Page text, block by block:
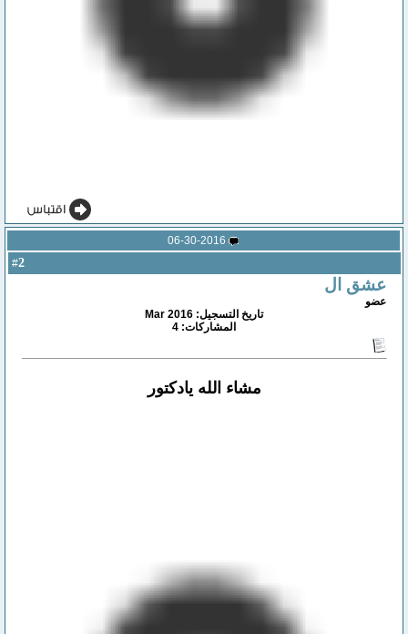
06-30-2016
2
عشق ال
عضو
تاريخ التسجيل: Mar 2016
المشاركات: 4
مشاء الله يادكتور